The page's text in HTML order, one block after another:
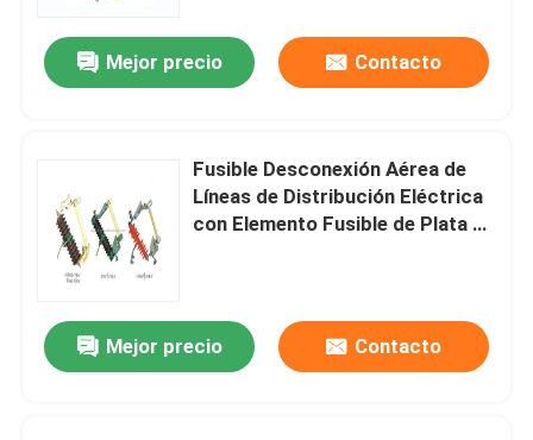
Mejor precio Contacto
Fusible Desconexión Aérea de
Líneas de Distribución Eléctrica
con Elemento Fusible de Plata y
Mejor precio Contacto